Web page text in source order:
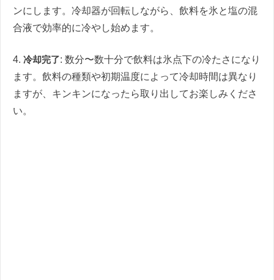
ンにします。冷却器が回転しながら、飲料を氷と塩の混
合液で効率的に冷やし始めます。
4. 冷却完了: 数分〜数十分で飲料は氷点下の冷たさになり
ます。飲料の種類や初期温度によって冷却時間は異なり
ますが、キンキンになったら取り出してお楽しみくださ
い。